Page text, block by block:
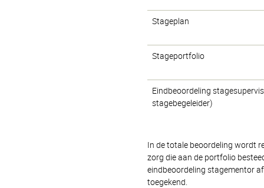
Stageplan
Stageportfolio
Eindbeoordeling
stagebegeleider)
In de totale beoordeling wordt
zorg die aan de portfolio
eindbeoordeling stagementor
toegekend.